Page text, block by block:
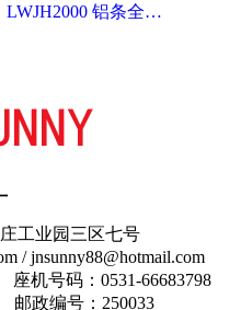
LWJH2000 铝条全自动折弯机
工业园三区七号
/jnsunny88@hotmail.com
号码：0531-66683798
政编号：250033